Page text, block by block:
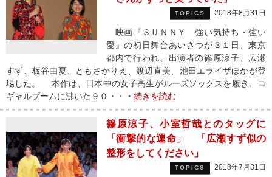
TOPICS 2018年8月31日
映画『ＳＵＮＮＹ 強い気持ち・強い
愛』の初日舞台あいさつが３１日、東京
都内で行われ、出演者の篠原涼子、広瀬
すず、板谷由夏、ともさかりえ、渡辺直美、池田エライザほかが登
場した。 本作は、日本中の女子高生がルーズソックスを履き、コ
ギャルブームに沸いた９０・・・ 続きを読む
篠原涼子、小室哲哉とのタッグに
「衝撃的な運命」 「広瀬すず似の
整形をしてください」
TOPICS 2018年7月31日